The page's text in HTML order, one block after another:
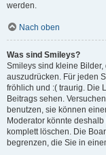
werden.
Nach oben
Was sind Smileys?
Smileys sind kleine Bilder,
auszudrücken. Für jeden
fröhlich und :( traurig. Die
Beitrags sehen.
benutzen, sie können
Moderator könnte
komplett löschen. Die
begrenzen, die Sie in